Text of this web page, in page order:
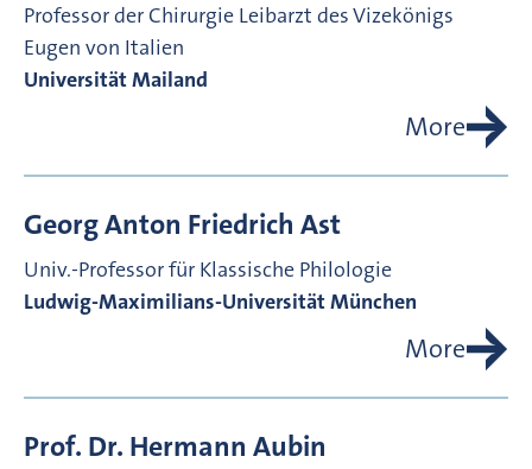
Professor der Chirurgie Leibarzt des Vizekönigs
Eugen von Italien
Universität Mailand
More
Georg Anton Friedrich Ast
Univ.-Professor für Klassische Philologie
Ludwig-Maximilians-Universität München
More
Prof. Dr. Hermann Aubin